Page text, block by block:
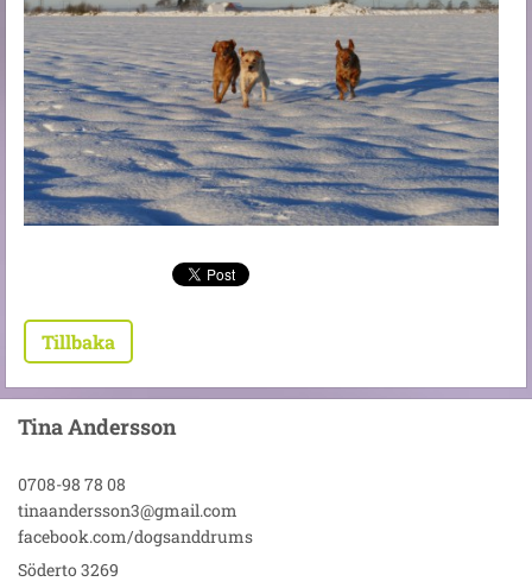
Tillbaka
Tina Andersson
0708-98 78 08
tinaandersson3@gmail.com
facebook.com/dogsanddrums
Söderto 3269